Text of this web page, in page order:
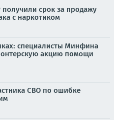
срок за продажу
с наркотиком
специалисты Минфина
акцию помощи
СВО по ошибке